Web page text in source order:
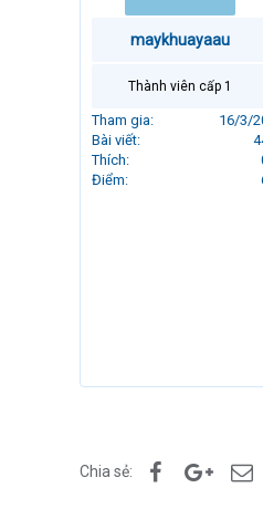
maykhuayaau
Thành viên cấp 1
Tham gia
16/3/
Bài viết
Thích
Điểm
Chia sẻ: FacebookGoogle+